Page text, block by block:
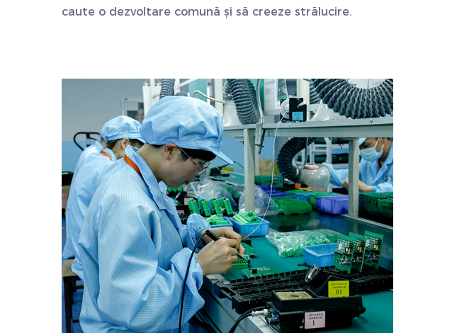
caute o dezvoltare comună și să creeze strălucire.